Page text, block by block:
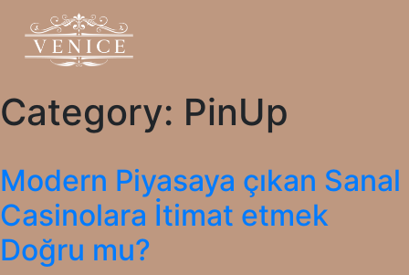
Category: PinUp
Modern Piyasaya çıkan Sanal
Casinolara İtimat etmek
Doğru mu?